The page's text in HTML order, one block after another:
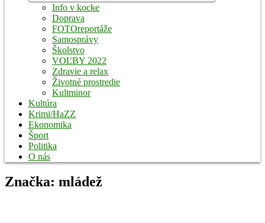
Info v kocke
Doprava
FOTOreportáže
Samosprávy
Školstvo
VOĽBY 2022
Zdravie a relax
Životné prostredie
Kultminor
Kultúra
Krimi/HaZZ
Ekonomika
Šport
Politika
O nás
Značka: mládež